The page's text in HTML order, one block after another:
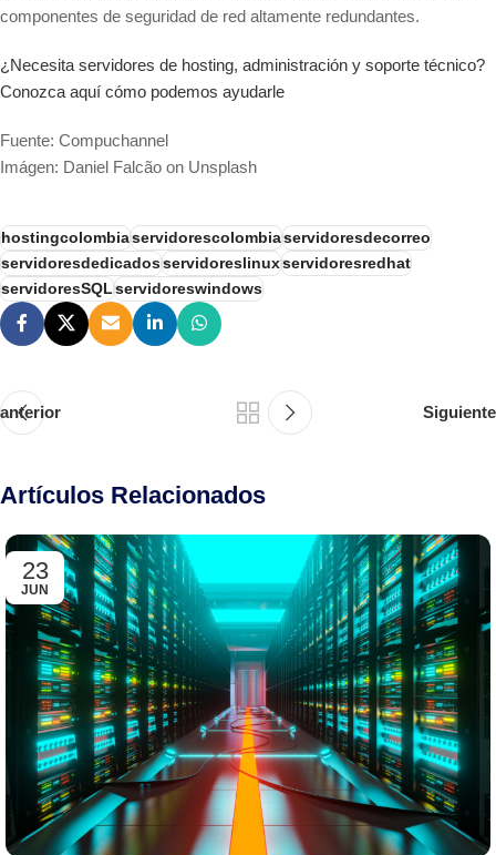
componentes de seguridad de red altamente redundantes.
¿Necesita servidores de hosting, administración y soporte técnico?
Conozca aquí cómo podemos ayudarle
Fuente: Compuchannel
Imágen: Daniel Falcão on Unsplash
hostingcolombiaservidorescolombiaservidoresdecorreo
servidoresdedicadosservidoreslinuxservidoresredhat
servidoresSQL servidoreswindows
anterior Siguiente
Artículos Relacionados
23
JUN